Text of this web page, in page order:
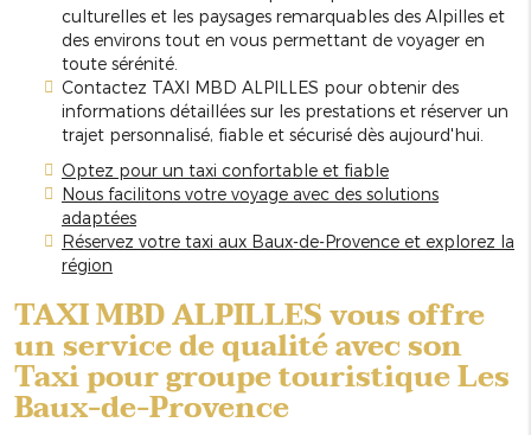
culturelles et les paysages remarquables des Alpilles et
des environs tout en vous permettant de voyager en
toute sérénité.
Contactez TAXI MBD ALPILLES pour obtenir des
informations détaillées sur les prestations et réserver un
trajet personnalisé, fiable et sécurisé dès aujourd'hui.
Optez pour un taxi confortable et fiable
Nous facilitons votre voyage avec des solutions
adaptées
Réservez votre taxi aux Baux-de-Provence et explorez la
région
TAXI MBD ALPILLES vous offre
un service de qualité avec son
Taxi pour groupe touristique Les
Baux-de-Provence